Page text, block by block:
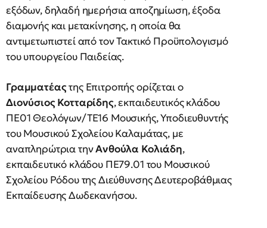
εξόδων, δηλαδή ημερήσια αποζημίωση, έξοδα
διαμονής και μετακίνησης, η οποία θα
αντιμετωπιστεί από τον Τακτικό Προϋπολογισμό
του υπουργείου Παιδείας.
Γραμματέαςτης Επιτροπής ορίζεται ο
Διονύσιος Κοτταρίδης, εκπαιδευτικός κλάδου
ΠΕ01 Θεολόγων/ΤΕ16 Μουσικής, Υποδιευθυντής
του Μουσικού Σχολείου Καλαμάτας, με
αναπληρώτρια τηνΑνθούλα Κολιάδη,
εκπαιδευτικό κλάδου ΠΕ79.01 του Μουσικού
Σχολείου Ρόδου της Διεύθυνσης Δευτεροβάθμιας
Εκπαίδευσης Δωδεκανήσου.